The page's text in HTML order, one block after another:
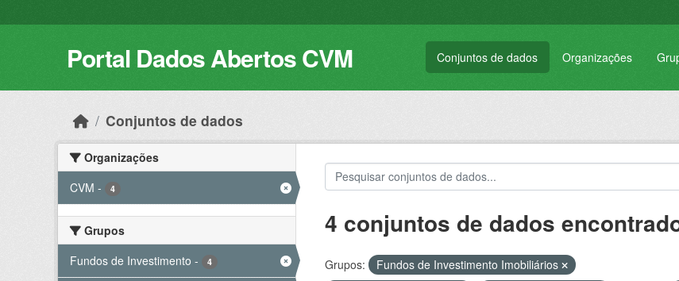
Portal Dados Abertos CVM Conjuntos de dados Organizações
Conjuntos de dados
Organizações
CVM - 4
Grupos
Fundos de Investimento - 4
4 conjuntos de dados
Grupos:
Fundos de Investimento Imobiliários